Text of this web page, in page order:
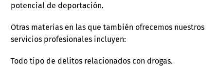
potencial de deportación.
Otras materias en las que también ofrecemos nuestros
servicios profesionales incluyen:
Todo tipo de delitos relacionados con drogas.